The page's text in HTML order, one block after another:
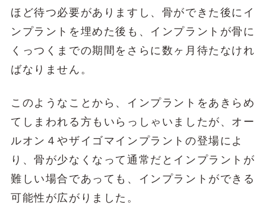
ほど待つ必要がありますし、骨ができた後にイ
ンプラントを埋めた後も、インプラントが骨に
くっつくまでの期間をさらに数ヶ月待たなけれ
ばなりません。
このようなことから、インプラントをあきらめ
てしまわれる方もいらっしゃいましたが、オー
ルオン４やザイゴマインプラントの登場によ
り、骨が少なくなって通常だとインプラントが
難しい場合であっても、インプラントができる
可能性が広がりました。